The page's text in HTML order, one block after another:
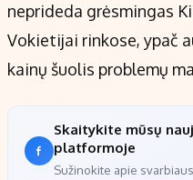
neprideda grėsmingas
Vokietijai rinkose, ypač
kainų šuolis problemų
Skaitykite mūsų
platformoje
Sužinokite apie